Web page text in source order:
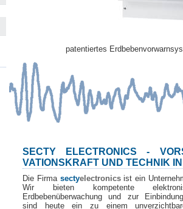
patentiertes
SECTY ELECTRONICS -
VATIONSKRAFT UND TECHNIK
Die Firma sectyelectronicsist ein
Wir bieten kompetente
Erdbebenüberwachung und zur
sind heute ein zu einem